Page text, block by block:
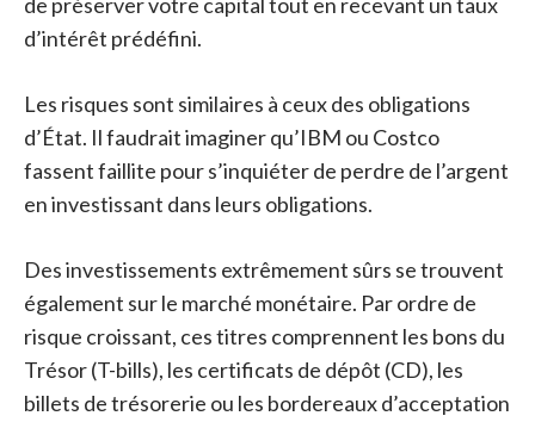
d’intérêt prédéfini.
Les risques sont similaires à ceux des obligations
d’État. Il faudrait imaginer qu’IBM ou Costco
fassent faillite pour s’inquiéter de perdre de l’argent
en investissant dans leurs obligations.
Des investissements extrêmement sûrs se trouvent
également sur le marché monétaire. Par ordre de
risque croissant, ces titres comprennent les bons du
Trésor (T-bills), les certificats de dépôt (CD), les
billets de trésorerie ou les bordereaux d’acceptation